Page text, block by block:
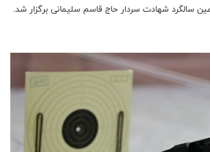
سالگرد شهادت سردار حاج قاسم سلیمانی برگزار شد.